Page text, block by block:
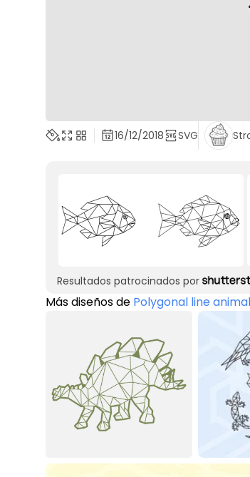
16/12/2018 SVG
Resultados patrocinados por
Más diseños de Polygonal line